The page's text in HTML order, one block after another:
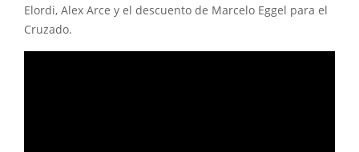
Elordi, Alex Arce y el descuento de Marcelo Eggel para el
Cruzado.